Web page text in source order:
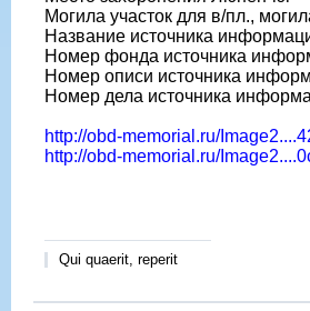
Могила участок для в/пл.,
Название источника
Номер фонда источника
Номер описи источника
Номер дела источника
http://obd-memorial.ru/
http://obd-memorial.ru/
Qui quaerit, reperit